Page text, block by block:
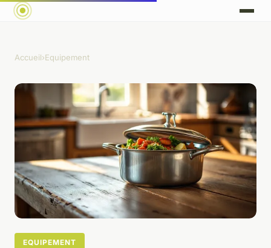
Accueil›Equipement
EQUIPEMENT